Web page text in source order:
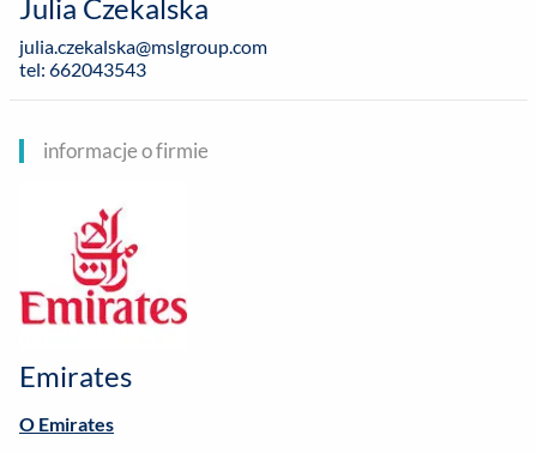
Julia Czekalska
julia.czekalska@mslgroup.com
tel: 662043543
informacje o firmie
Emirates
O Emirates